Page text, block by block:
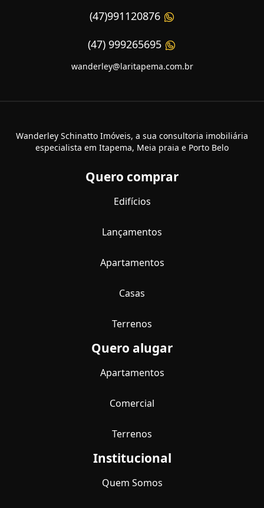
(47)991120876
(47) 999265695
wanderley@laritapema.com.br
Wanderley Schinatto Imóveis, a sua consultoria imobiliária
especialista em Itapema, Meia praia e Porto Belo
Quero comprar
Edifícios
Lançamentos
Apartamentos
Casas
Terrenos
Quero alugar
Apartamentos
Comercial
Terrenos
Institucional
Quem Somos